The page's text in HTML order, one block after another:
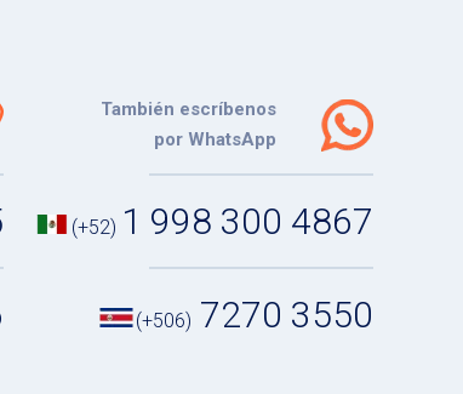
También escríbenos
por WhatsApp
(+52) 1 998 300 4867
(+506) 7270 3550